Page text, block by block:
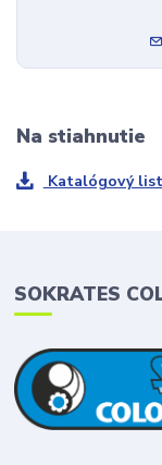
Na stiahnutie
Katalógový list
SOKRATES